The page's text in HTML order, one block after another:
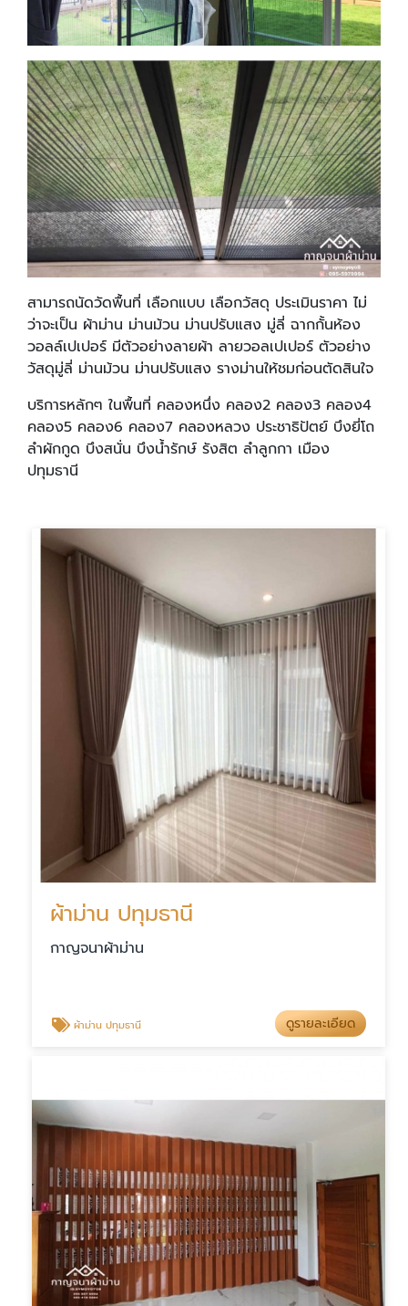
สามารถนัดวัดพื้นที่ เลือกแบบ เลือกวัสดุ ประเมินราคา ไม่
ว่าจะเป็น ผ้าม่าน ม่านม้วน ม่านปรับแสง มู่ลี่ ฉากกั้นห้อง
วอลล์เปเปอร์ มีตัวอย่างลายผ้า ลายวอลเปเปอร์ ตัวอย่าง
วัสดุมู่ลี่ ม่านม้วน ม่านปรับแสง รางม่านให้ชมก่อนตัดสินใจ
บริการหลักๆ ในพื้นที่ คลองหนึ่ง คลอง2 คลอง3 คลอง4
คลอง5 คลอง6 คลอง7 คลองหลวง ประชาธิปัตย์ บึงยี่โถ
ลำผักกูด บึงสนั่น บึงน้ำรักษ์ รังสิต ลำลูกกา เมือง
ปทุมธานี
ผ้าม่าน ปทุมธานี
กาญจนาผ้าม่าน
ผ้าม่าน ปทุมธานี ดูรายละเอียด